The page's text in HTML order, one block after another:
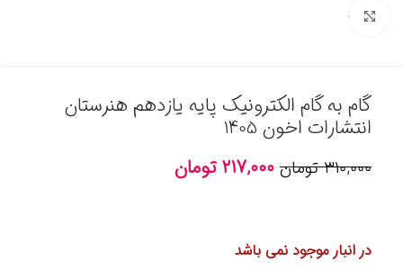
برای بزرگنمایی کلیک کنید
گام به گام الکترونیک پایه یازدهم هنرستان
انتشارات اخون 1405
۳۱۰,۰۰۰ تومان ۲۱۷,۰۰۰تومان
در انبار موجود نمی باشد